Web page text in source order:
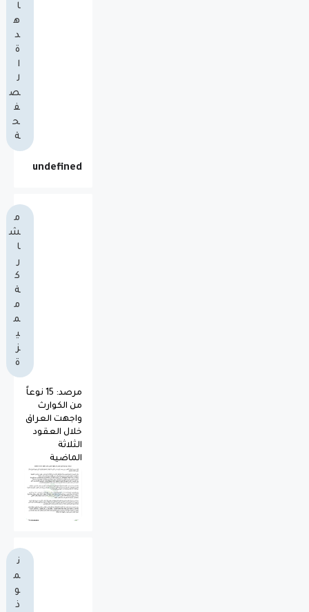
ا
ه
د
ة
ا
ل
ص
ف
ح
ة
undefned
م
ش
ا
ر
ك
ة
م
م
ي
ز
ة
مرصد: 15 نوعاً
من الكوارث
واجهت العراق
خلال العقود
الثلاثة
الماضية
ن
م
و
ذ